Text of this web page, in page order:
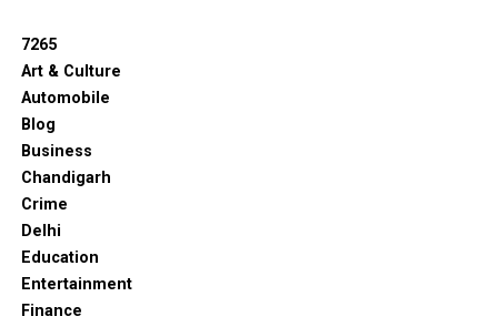
7265
Art & Culture
Automobile
Blog
Business
Chandigarh
Crime
Delhi
Education
Entertainment
Finance